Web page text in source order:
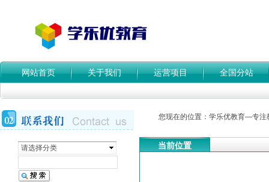
网站首页 关于我们 运营项目 全国分站
当前位置
请选择分类
您现在的位置： 学乐优教育—专注